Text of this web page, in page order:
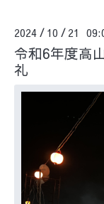
2024 / 10 / 21
令和6年度高
礼